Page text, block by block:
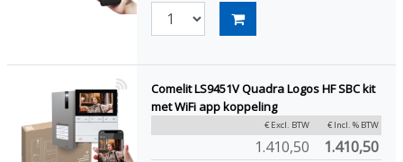
Comelit LS9451V Quadra Logos HF SBC kit
met WiFi app koppeling
€ Excl. BTW € Incl. % BTW
1.410,50 1.410,50